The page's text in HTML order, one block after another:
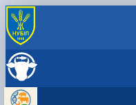
ПРО КАФЕДРУ